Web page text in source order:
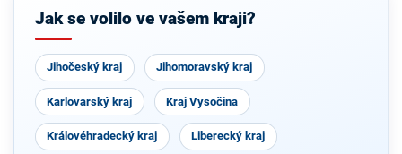
Zelení
Jak se volilo ve vašem kraji?
Jihočeský kraj Jihomoravský kraj
Karlovarský kraj Kraj Vysočina
Královéhradecký kraj Liberecký kraj